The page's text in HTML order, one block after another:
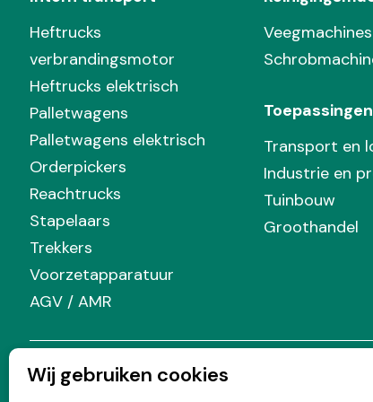
Wij gebruiken cookies
Heftrucks
verbrandingsmotor
Heftrucks elektrisch
Palletwagens
Palletwagens elektrisch
Orderpickers
Reachtrucks
Stapelaars
Trekkers
Voorzetapparatuur
AGV / AMR
Veegmachines
Toepassingen
Transport en
Industrie en
Tuinbouw
Groothandel